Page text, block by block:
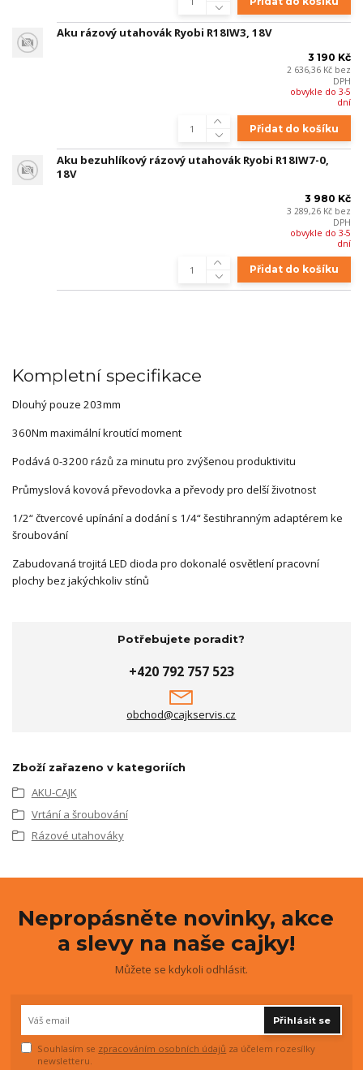
Aku rázový utahovák Ryobi R18IW3, 18V
3 190 Kč
2 636,36 Kč bez
DPH
obvykle do 3-5
dní
Přidat do košíku
Aku bezuhlíkový rázový utahovák Ryobi R18IW7-0,
18V
3 980 Kč
3 289,26 Kč bez
DPH
obvykle do 3-5
dní
Přidat do košíku
Kompletní specifikace
Dlouhý pouze 203mm
360Nm maximální kroutící moment
Podává 0-3200 rázů za minutu pro zvýšenou produktivitu
Průmyslová kovová převodovka a převody pro delší životnost
1/2“ čtvercové upínání a dodání s 1/4“ šestihranným adaptérem ke
šroubování
Zabudovaná trojitá LED dioda pro dokonalé osvětlení pracovní
plochy bez jakýchkoliv stínů
Potřebujete poradit?
+420 792 757 523
obchod@cajkservis.cz
Zboží zařazeno v kategoriích
AKU-CAJK
Vrtání a šroubování
Rázové utahováky
Nepropásněte novinky, akce
a slevy na naše cajky!
Můžete se kdykoli odhlásit.
Přihlásit se
Souhlasím se zpracováním osobních údajů za účelem rozesílky
newsletteru.